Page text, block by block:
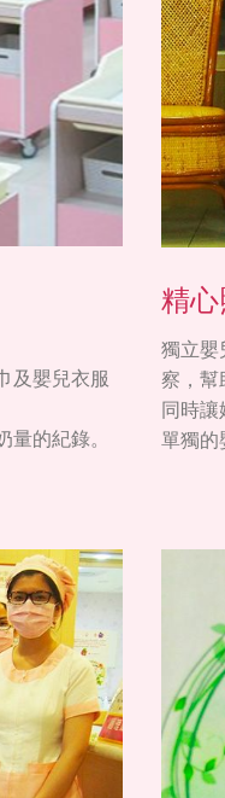
及嬰兒衣服
的紀錄。
精
獨立嬰
察，幫
同時讓
單獨的